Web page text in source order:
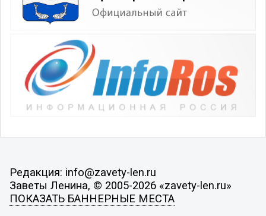
Редакция: info@zavety-len.ru
Заветы Ленина, © 2005-2026 «zavety-len.ru»
ПОКАЗАТЬ БАННЕРНЫЕ МЕСТА